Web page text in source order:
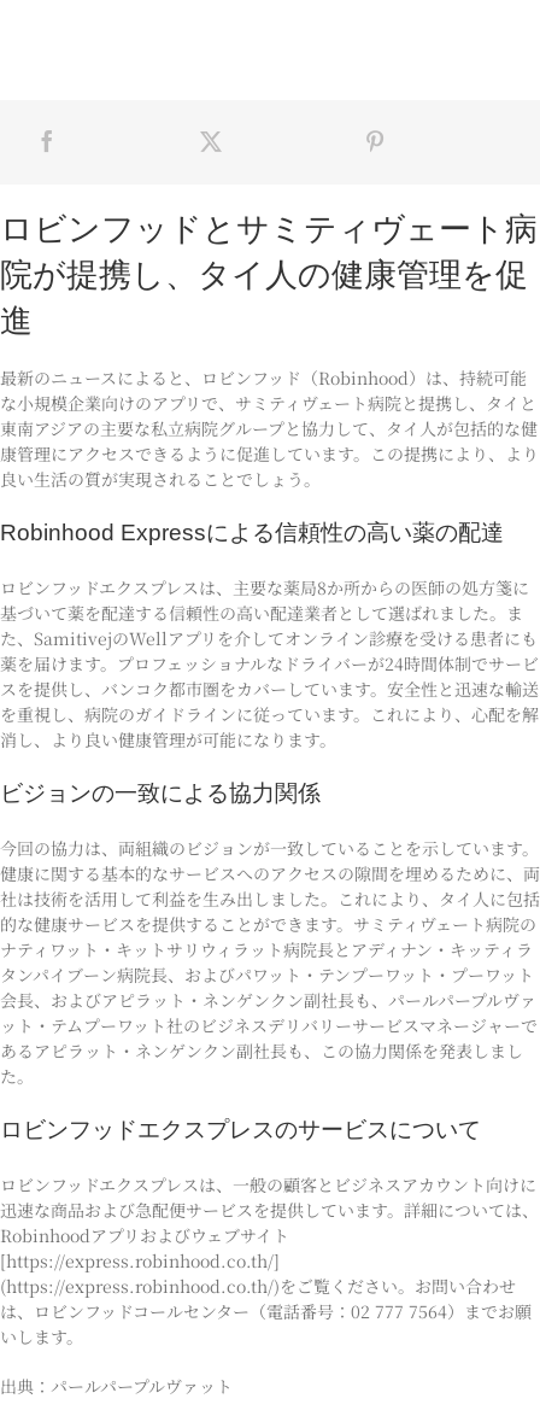
ロビンフッドとサミティヴェート病
院が提携し、タイ人の健康管理を促
進
最新のニュースによると、ロビンフッド（Robinhood）は、持続可能
な小規模企業向けのアプリで、サミティヴェート病院と提携し、タイと
東南アジアの主要な私立病院グループと協力して、タイ人が包括的な健
康管理にアクセスできるように促進しています。この提携により、より
良い生活の質が実現されることでしょう。
Robinhood Expressによる信頼性の高い薬の配達
ロビンフッドエクスプレスは、主要な薬局8か所からの医師の処方箋に
基づいて薬を配達する信頼性の高い配達業者として選ばれました。ま
た、SamitivejのWellアプリを介してオンライン診療を受ける患者にも
薬を届けます。プロフェッショナルなドライバーが24時間体制でサービ
スを提供し、バンコク都市圏をカバーしています。安全性と迅速な輸送
を重視し、病院のガイドラインに従っています。これにより、心配を解
消し、より良い健康管理が可能になります。
ビジョンの一致による協力関係
今回の協力は、両組織のビジョンが一致していることを示しています。
健康に関する基本的なサービスへのアクセスの隙間を埋めるために、両
社は技術を活用して利益を生み出しました。これにより、タイ人に包括
的な健康サービスを提供することができます。サミティヴェート病院の
ナティワット・キットサリウィラット病院長とアディナン・キッティラ
タンパイブーン病院長、およびパワット・テンプーワット・プーワット
会長、およびアピラット・ネンゲンクン副社長も、パールパープルヴァ
ット・テムプーワット社のビジネスデリバリーサービスマネージャーで
あるアピラット・ネンゲンクン副社長も、この協力関係を発表しまし
た。
ロビンフッドエクスプレスのサービスについて
ロビンフッドエクスプレスは、一般の顧客とビジネスアカウント向けに
迅速な商品および急配便サービスを提供しています。詳細については、
Robinhoodアプリおよびウェブサイト
[https://express.robinhood.co.th/]
(https://express.robinhood.co.th/)をご覧ください。お問い合わせ
は、ロビンフッドコールセンター（電話番号：02 777 7564）までお願
いします。
出典：パールパープルヴァット